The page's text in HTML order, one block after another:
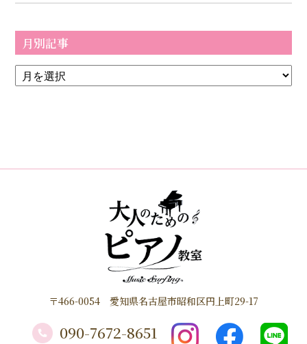
月別記事
〒466-0054 愛知県名古屋市昭和区円上町29-17
090-7672-8651